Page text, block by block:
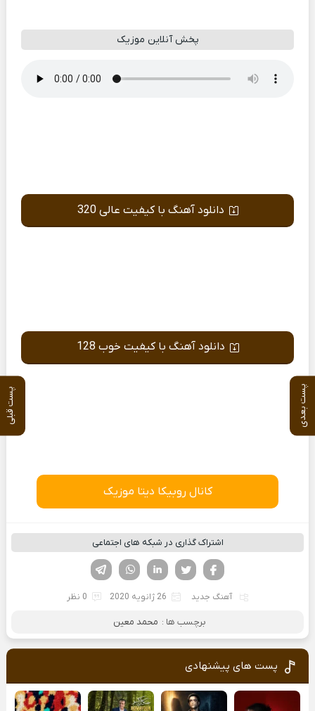
پست بعدی پست قبلی
پخش آنلاین موزیک
دانلود آهنگ با کیفیت عالی 320
دانلود آهنگ با کیفیت خوب 128
کانال روبیکا دیتا موزیک
اشتراک گذاری در شبکه های اجتماعی
لینکدین تویتر
فیسوک
آهنگ جدید 26 ژانویه 2020 0 نظر
برچسب ها : محمد معین
پست های پیشنهادی